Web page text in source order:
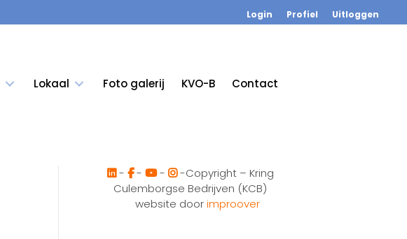
Login Profiel Uitloggen
Lokaal Foto galerij KVO-B Contact
- - -
-Copyright – Kring
Culemborgse Bedrijven (KCB)
website doorimproover